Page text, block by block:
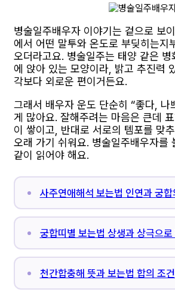
병술일주배우자 이야기는 겉으로 보
에서 어떤 말투와 온도로 부딪히는지
오더라고요. 병술일주는 태양 같은
에 앉아 있는 모양이라, 밝고 추진력
각보다 외로운 편이거든요.
그래서 배우자 운도 단순히 “좋다, 나
게 많아요. 잘해주려는 마음은 큰데
이 쌓이고, 반대로 서로의 템포를 맞
오래 가기 쉬워요. 병술일주배우자를
같이 읽어야 해요.
사주연애해석 보는법 인연과 궁합
궁합띠별 보는법 상생과 상극으
천간합충해 뜻과 보는법 합의 조